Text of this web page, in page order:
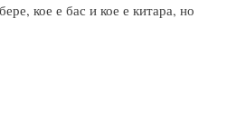
кое е бас и кое е китара, но